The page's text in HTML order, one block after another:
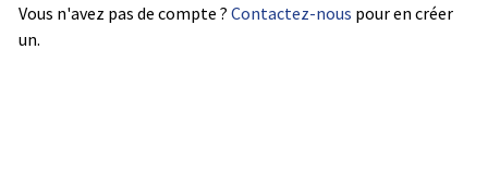
Vous n'avez pas de compte ? Contactez-nous pour en créer
un.